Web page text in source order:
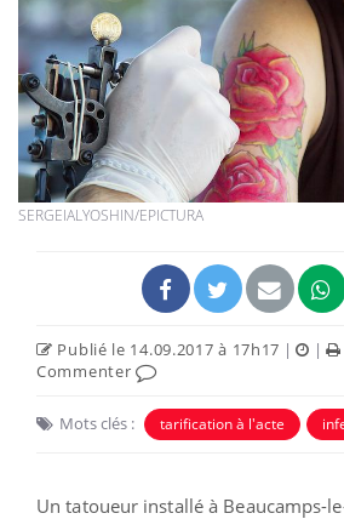
SERGEIALYOSHIN/EPICTURA
Publié le 14.09.2017 à 17h17 | |
Commenter
Mots clés : tarification à l'acte
Un tatoueur installé à Beaucamps-